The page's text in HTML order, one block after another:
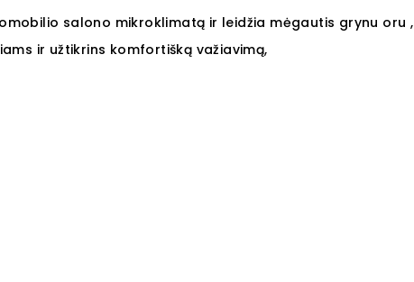
salono mikroklimatą ir leidžia mėgautis grynu oru ,
ir užtikrins komfortišką važiavimą,